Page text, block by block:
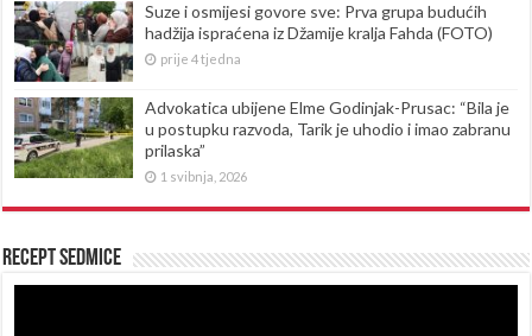
Suze i osmijesi govore sve: Prva grupa budućih
hadžija ispraćena iz Džamije kralja Fahda (FOTO)
prije 4 tjedna
Advokatica ubijene Elme Godinjak-Prusac: “Bila je
u postupku razvoda, Tarik je uhodio i imao zabranu
prilaska”
1 svibnja, 2026
Recept sedmice